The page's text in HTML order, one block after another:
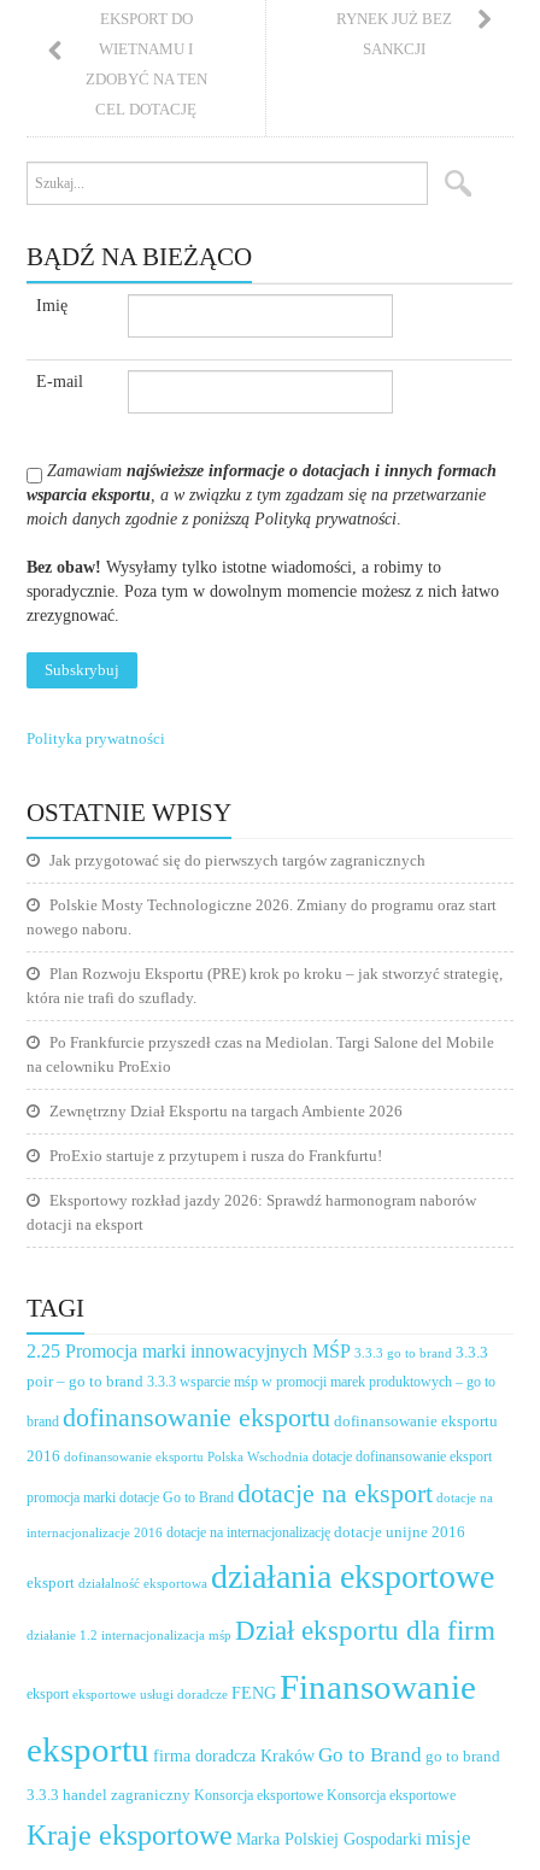
EKSPORT DO
WIETNAMU I
ZDOBYĆ NA TEN
CEL DOTACJĘ
RYNEK JUŻ BEZ
SANKCJI
BĄDŹ NA BIEŻĄCO
Imię
E-mail
Zamawiamnajświeższe informacje o dotacjach i innych formach
wsparcia eksportu, a w związku z tym zgadzam się na przetwarzanie
moich danych zgodnie z poniższą Polityką prywatności.
Bez obaw! Wysyłamy tylko istotne wiadomości, a robimy to
sporadycznie. Poza tym w dowolnym momencie możesz z nich łatwo
zrezygnować.
Polityka prywatności
OSTATNIE WPISY
Jak przygotować się do pierwszych targów zagranicznych
Polskie Mosty Technologiczne 2026. Zmiany do programu oraz start
nowego naboru.
Plan Rozwoju Eksportu (PRE) krok po kroku – jak stworzyć strategię,
która nie trafi do szuflady.
Po Frankfurcie przyszedł czas na Mediolan. Targi Salone del Mobile
na celowniku ProExio
Zewnętrzny Dział Eksportu na targach Ambiente 2026
ProExio startuje z przytupem i rusza do Frankfurtu!
Eksportowy rozkład jazdy 2026: Sprawdź harmonogram naborów
dotacji na eksport
TAGI
2.25 Promocja marki innowacyjnych MŚP 3.3.3 go to brand 3.3.3
poir – go to brand 3.3.3 wsparcie mśp w promocji marek produktowych – go to
brand dofinansowanie eksportu dofinansowanie eksportu
2016 dofinansowanie eksportu Polska Wschodnia dotacje dofinansowanie eksport
promocja marki dotacje Go to Brand dotacje na eksport dotacje na
internacjonalizacje 2016 dotacje na internacjonalizację dotacje unijne 2016
eksport działalność eksportowa działania eksportowe
działanie 1.2 internacjonalizacja mśp Dział eksportu dla firm
eksport eksportowe usługi doradcze FENG Finansowanie
eksportu firma doradcza Kraków Go to Brand go to brand
3.3.3 handel zagraniczny Konsorcja eksportowe Konsorcja eksportowe
Kraje eksportowe Marka Polskiej Gospodarki misje